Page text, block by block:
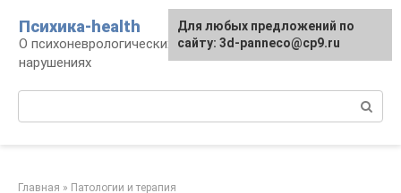
контенту
Психика-health
О психоневрологических патологиях и
нарушениях
Главная » Патологии и терапия
Для любых предложений по
сайту: 3d-panneco@cp9.ru